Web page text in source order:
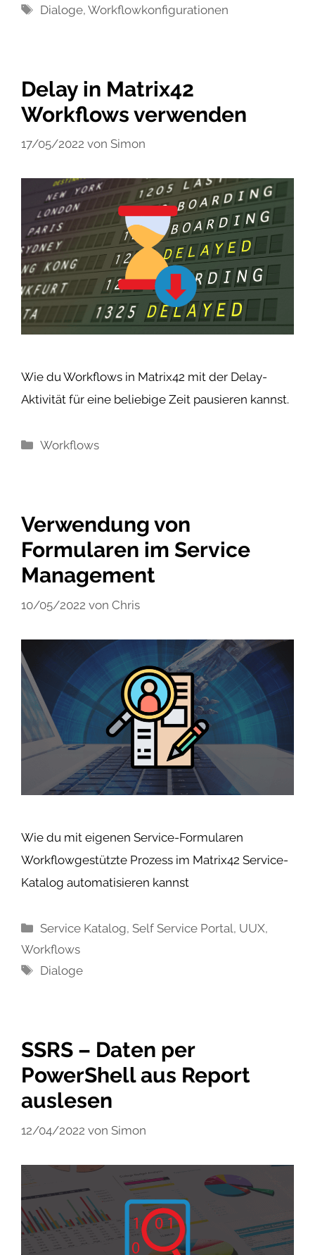
Schlagwörter
Dialoge,Workflowkonfigurationen
Delay in Matrix42
Workflows verwenden
17/05/2022 von Simon
Wie du Workflows in Matrix42 mit der Delay-
Aktivität für eine beliebige Zeit pausieren kannst.
Kategorien
Workflows
Verwendung von
Formularen im Service
Management
10/05/2022 von Chris
Wie du mit eigenen Service-Formularen
Workflowgestützte Prozess im Matrix42 Service-
Katalog automatisieren kannst
Kategorien
Service Katalog,Self Service Portal, UUX,
Workflows
Schlagwörter
Dialoge
SSRS – Daten per
PowerShell aus Report
auslesen
12/04/2022 von Simon